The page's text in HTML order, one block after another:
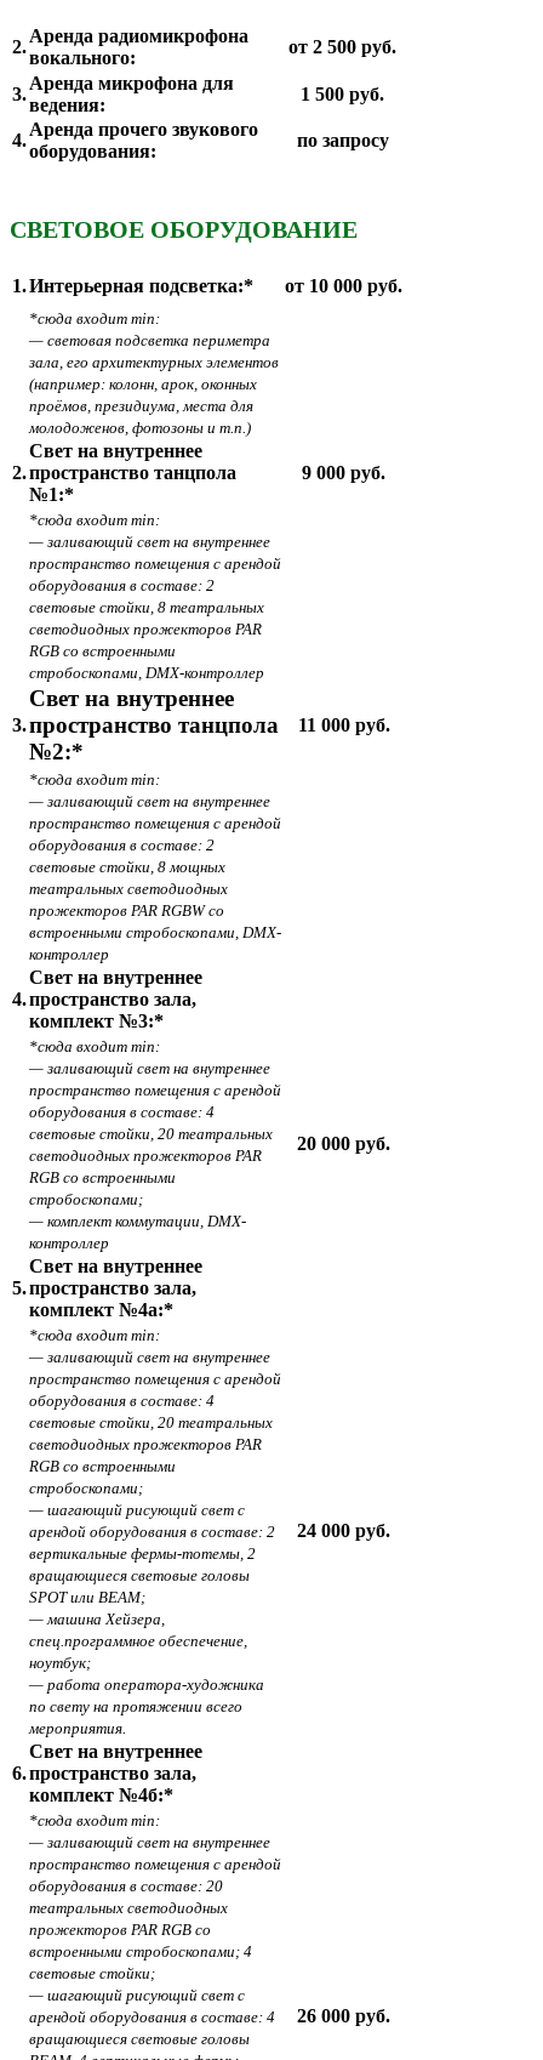
2.
Аренда радиомикрофона
вокального:
от 2 500 руб.
3.
Аренда микрофона для
ведения:
1 500 руб.
4.
Аренда прочего звукового
оборудования:
по запросу
СВЕТОВОЕ ОБОРУДОВАНИЕ
1.Интерьерная подсветка:* от 10 000 руб.
*сюда входит min:
— световая подсветка периметра
зала, его архитектурных элементов
(например: колонн, арок, оконных
проёмов, президиума, места для
молодоженов, фотозоны и т.п.)
2.
Свет на внутреннее
пространство танцпола
№1:*
9 000 руб.
*сюда входит min:
— заливающий свет на внутреннее
пространство помещения с арендой
оборудования в составе: 2
световые стойки, 8 театральных
светодиодных прожекторов PAR
RGB со встроенными
стробоскопами, DMX-контроллер
3.
Свет на внутреннее
пространство танцпола
№2:*
11 000 руб.
*сюда входит min:
— заливающий свет на внутреннее
пространство помещения с арендой
оборудования в составе: 2
световые стойки, 8 мощных
театральных светодиодных
прожекторов PAR RGBW со
встроенными стробоскопами, DMX-
контроллер
4.
Свет на внутреннее
пространство зала,
комплект №3:*
*сюда входит min:
— заливающий свет на внутреннее
пространство помещения с арендой
оборудования в составе: 4
световые стойки, 20 театральных
светодиодных прожекторов PAR
RGB со встроенными
стробоскопами;
— комплект коммутации, DMX-
контроллер
20 000 руб.
5.
Свет на внутреннее
пространство зала,
комплект №4а:*
*сюда входит min:
— заливающий свет на внутреннее
пространство помещения с арендой
оборудования в составе: 4
световые стойки, 20 театральных
светодиодных прожекторов PAR
RGB со встроенными
стробоскопами;
— шагающий рисующий свет с
арендой оборудования в составе: 2
вертикальные фермы-тотемы, 2
вращающиеся световые головы
SPOT или BEAM;
— машина Хейзера,
спец.программное обеспечение,
ноутбук;
— работа оператора-художника
по свету на протяжении всего
мероприятия.
24 000 руб.
6.
Свет на внутреннее
пространство зала,
комплект №4б:*
*сюда входит min:
— заливающий свет на внутреннее
пространство помещения с арендой
оборудования в составе: 20
театральных светодиодных
прожекторов PAR RGB со
встроенными стробоскопами; 4
световые стойки;
— шагающий рисующий свет с
арендой оборудования в составе: 4
вращающиеся световые головы
26 000 руб.